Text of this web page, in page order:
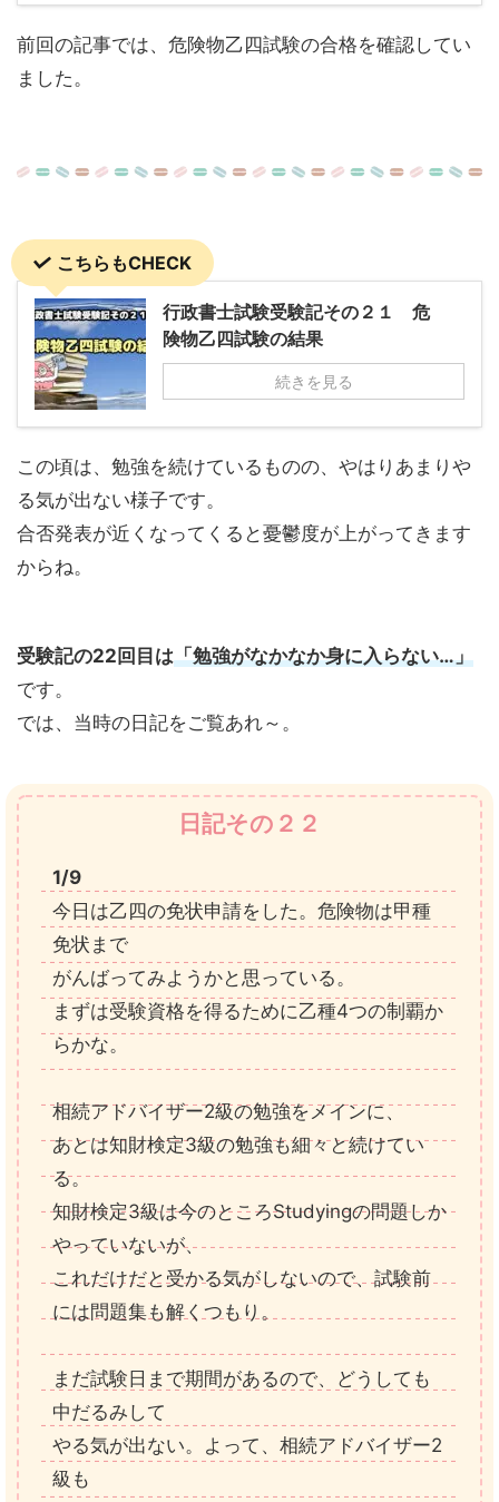
前回の記事では、危険物乙四試験の合格を確認してい
ました。
こちらもCHECK
行政書士試験受験記その２１ 危
険物乙四試験の結果
続きを見る
この頃は、勉強を続けているものの、やはりあまりや
る気が出ない様子です。
合否発表が近くなってくると憂鬱度が上がってきます
からね。
受験記の22回目は「勉強がなかなか身に入らない…」
です。
では、当時の日記をご覧あれ～。
日記その２２
1/9
今日は乙四の免状申請をした。危険物は甲種
免状まで
がんばってみようかと思っている。
まずは受験資格を得るために乙種4つの制覇か
らかな。
相続アドバイザー2級の勉強をメインに、
あとは知財検定3級の勉強も細々と続けてい
る。
知財検定3級は今のところStudyingの問題しか
やっていないが、
これだけだと受かる気がしないので、試験前
には問題集も解くつもり。
まだ試験日まで期間があるので、どうしても
中だるみして
やる気が出ない。よって、相続アドバイザー2
級も